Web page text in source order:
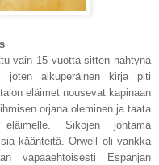
vain 15 vuotta sitten nähtynä
joten alkuperäinen kirja piti
eläimet nousevat kapinaan
orjana oleminen ja taata
Sikojen johtama
käänteitä. Orwell oli vankka
vapaaehtoisesti Espanjan